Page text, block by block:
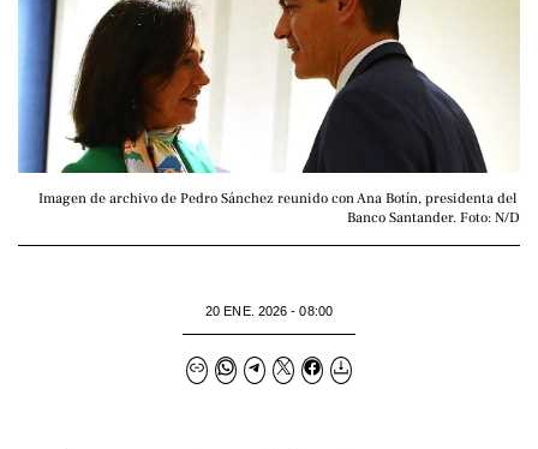
Imagen de archivo de Pedro Sánchez reunido con Ana Botín, presidenta del
Banco Santander. Foto: N/D
20 ENE. 2026 - 08:00